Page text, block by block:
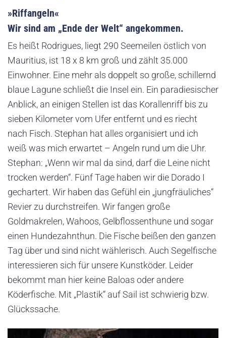
»Riffangeln«
Wir sind am „Ende der Welt“ angekommen.
Es heißt Rodrigues, liegt 290 Seemeilen östlich von
Mauritius, ist 18 x 8 km groß und zählt 35.000
Einwohner. Eine mehr als doppelt so große, schillernd
blaue Lagune schließt die Insel ein. Ein paradiesischer
Anblick, an einigen Stellen ist das Korallenriff bis zu
sieben Kilometer vom Ufer entfernt und es riecht
nach Fisch. Stephan hat alles organisiert und ich
weiß was mich erwartet – Angeln rund um die Uhr.
Stephan: „Wenn wir mal da sind, darf die Leine nicht
trocken werden“. Fünf Tage haben wir die Dorado I
gechartert. Wir haben das Gefühl ein „jungfräuliches“
Revier zu durchstreifen. Wir fangen große
Goldmakrelen, Wahoos, Gelbflossenthune und sogar
einen Hundezahnthun. Die Fische beißen den ganzen
Tag über und sind nicht wählerisch. Auch Segelfische
interessieren sich für unsere Kunstköder. Leider
bekommt man hier keine Baloas oder andere
Köderfische. Mit „Plastik“ auf Sail ist schwierig bzw.
Glückssache.